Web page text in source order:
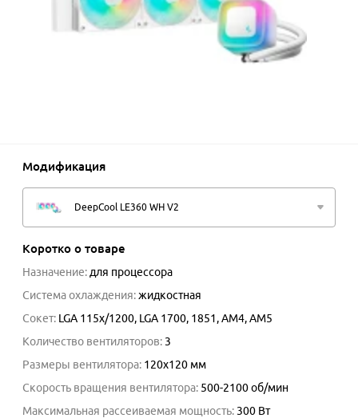
Модификация
DeepCool LE360 WH V2
Коротко о товаре
Назначение: для процессора
Система охлаждения:жидкостная
Сокет: LGA 115x/1200, LGA 1700, 1851, AM4, AM5
Количество вентиляторов: 3
Размеры вентилятора: 120x120 мм
Скорость вращения вентилятора: 500-2100об/мин
Максимальная рассеиваемая мощность: 300 Вт